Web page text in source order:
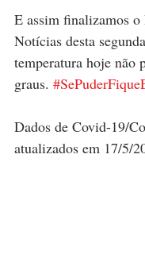
E assim finalizamos o
Notícias desta
temperatura hoje não
graus.
Dados de Covid-19/
atualizados em 17/5/